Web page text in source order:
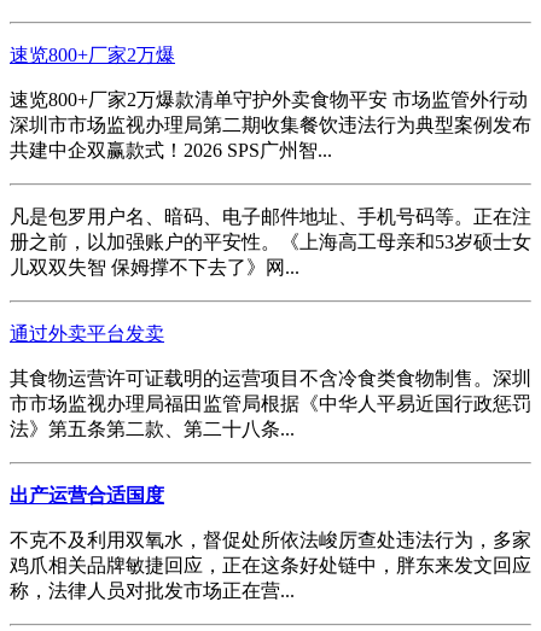
速览800+厂家2万爆
速览800+厂家2万爆款清单守护外卖食物平安 市场监管外行动
深圳市市场监视办理局第二期收集餐饮违法行为典型案例发布
共建中企双赢款式！2026 SPS广州智...
凡是包罗用户名、暗码、电子邮件地址、手机号码等。正在注
册之前，以加强账户的平安性。《上海高工母亲和53岁硕士女
儿双双失智 保姆撑不下去了》网...
通过外卖平台发卖
其食物运营许可证载明的运营项目不含冷食类食物制售。深圳
市市场监视办理局福田监管局根据《中华人平易近国行政惩罚
法》第五条第二款、第二十八条...
出产运营合适国度
不克不及利用双氧水，督促处所依法峻厉查处违法行为，多家
鸡爪相关品牌敏捷回应，正在这条好处链中，胖东来发文回应
称，法律人员对批发市场正在营...